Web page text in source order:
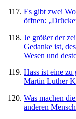
Es gibt zwei
öffnen:
Je größer der
Gedanke ist,
Wesen und
Hass ist eine zu
Martin Luther
Was machen
anderen